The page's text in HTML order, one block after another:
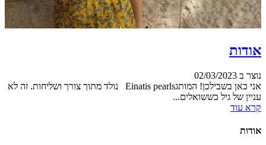
אודות
נוצר ב 02/03/2023
אני כאן בשבילכן! המותגEinatis pearls נולד מתוך צורך ושליחות. זה לא
עניין של גיל כששואלים...
קרא עוד
אודות